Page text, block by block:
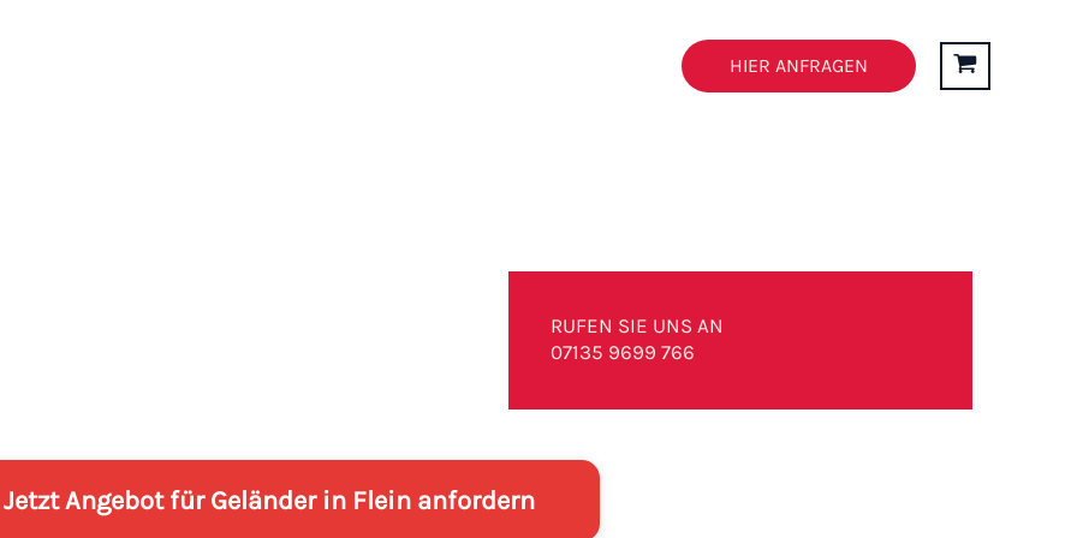
HIER ANFRAGEN
RUFEN SIE UNS AN
07135 9699 766
Jetzt Angebot für Geländer in Flein anfordern